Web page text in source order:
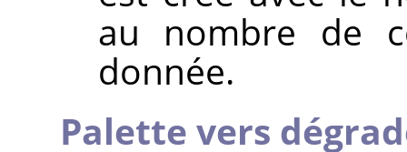
au nombre de
donnée.
Palette vers